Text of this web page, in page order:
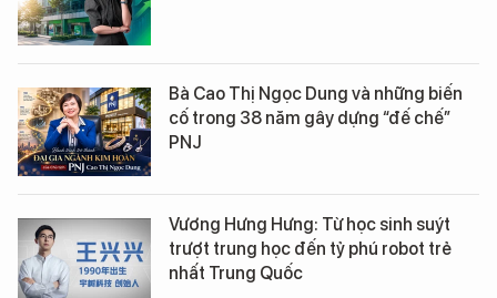
Bà Cao Thị Ngọc Dung và những biến
cố trong 38 năm gây dựng “đế chế”
PNJ
Vương Hưng Hưng: Từ học sinh suýt
trượt trung học đến tỷ phú robot trẻ
nhất Trung Quốc